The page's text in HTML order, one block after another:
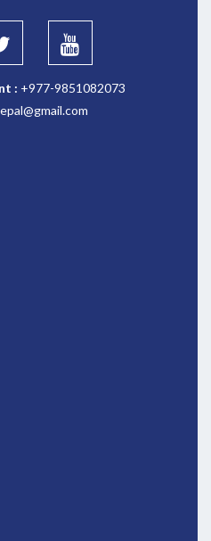
: +977-9851082073